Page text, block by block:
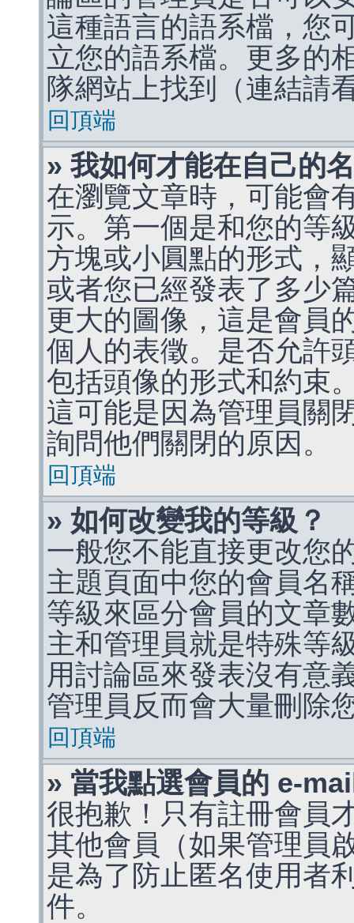
這種語言的語系檔，您
立您的語系檔。更多的
隊網站上找到（連結請
回頂端
» 我如何才能在自己的
在瀏覽文章時，可能會
示。第一個是和您的等
方塊或小圓點的形式，
或者您已經發表了多少
更大的圖像，這是會員
個人的表徵。是否允許
包括頭像的形式和約束
這可能是因為管理員關
詢問他們關閉的原因。
回頂端
» 如何改變我的等級？
一般您不能直接更改您
主題頁面中您的會員名
等級來區分會員的文章
主和管理員就是特殊等
用討論區來發表沒有意
管理員反而會大量刪除
回頂端
» 當我點選會員的 e-
很抱歉！只有註冊會員
其他會員（如果管理員
是為了防止匿名使用者
件。